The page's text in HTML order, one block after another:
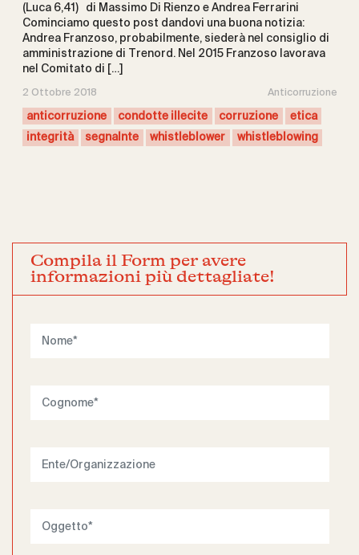
(Luca 6,41) di Massimo Di Rienzo e Andrea Ferrarini
Cominciamo questo post dandovi una buona notizia:
Andrea Franzoso, probabilmente, siederà nel consiglio di
amministrazione di Trenord. Nel 2015 Franzoso lavorava
nel Comitato di […]
2 Ottobre 2018 Anticorruzione
anticorruzione condotte illecite corruzione
etica
integrità
segnalnte whistleblower whistleblowing
Compila il Form per avere
informazioni più dettagliate!